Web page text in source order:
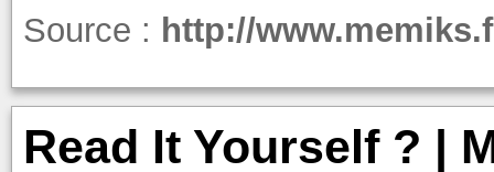
Source : http://
Read It Yourself ? |